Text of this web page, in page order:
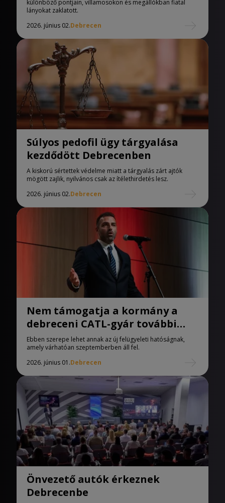
különböző pontjain, villamosokon és megállókban fiatal
lányokat zaklatott.
2026. június 02.Debrecen
Súlyos pedofil ügy tárgyalása
kezdődött Debrecenben
A kiskorú sértettek védelme miatt a tárgyalás zárt ajtók
mögött zajlik, nyilvános csak az ítélethirdetés lesz.
2026. június 02.Debrecen
Nem támogatja a kormány a
debreceni CATL-gyár további
bővítését
Ebben szerepe lehet annak az új felügyeleti hatóságnak,
amely várhatóan szeptemberben áll fel.
2026. június 01.Debrecen
Önvezető autók érkeznek
Debrecenbe